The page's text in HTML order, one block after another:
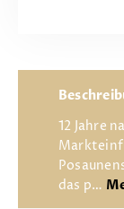
12 Jahre
das p…